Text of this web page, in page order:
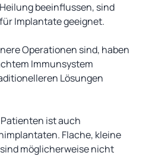
beeinflussen, sind
Implantate geeignet.
Operationen sind, haben
Immunsystem
Lösungen
ist auch
Flache, kleine
möglicherweise nicht